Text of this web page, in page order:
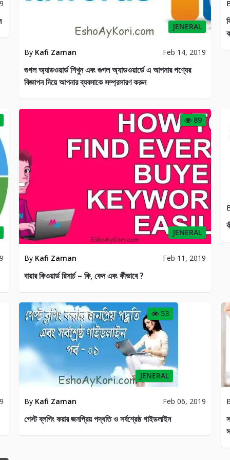
JENERAL
By Kafi Zaman Feb 14, 2019
গুগল অ্যাডওয়ার্ড শিখুন এবং গুগল অ্যাডওয়ার্ডে এ আপনার পণ্যের
বিজ্ঞাপন দিয়ে আপনার ব্যবসাকে সম্প্রসারণ করুন
89
JENERAL
By Kafi Zaman Feb 11, 2019
বায়ার কিওয়ার্ড রিসার্চ – কি, কেন এবং কীভাবে ?
53
JENERAL
By Kafi Zaman Feb 06, 2019
গেস্ট ব্লগিং করার জনপ্রিয় পদ্ধতি ও সর্বশ্রেষ্ঠ গাইডলাইন